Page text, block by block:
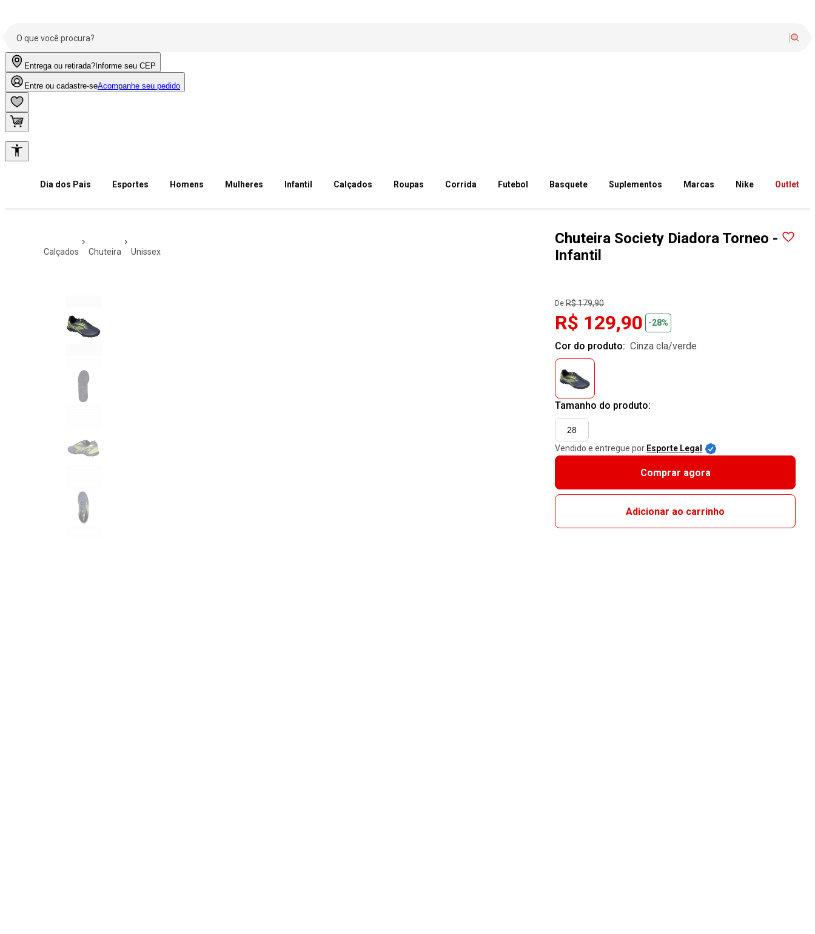
Entrega ou retirada? Informe seu CEP
Entre ou cadastre-seAcompanhe seu pedido
Dia dos Pais Esportes Homens Mulheres Infantil Calçados Roupas Corrida Futebol Basquete Suplementos Marcas Nike Outlet
calçados chuteira unissex
Chuteira Society Diadora Torneo -
Infantil
De:R$ 179,90
R$ 129,90 -28%
Cor do produto: cinza cla/verde
Tamanho do produto:
28
Vendido e entregue por Esporte Legal
Comprar agora
Adicionar ao carrinho